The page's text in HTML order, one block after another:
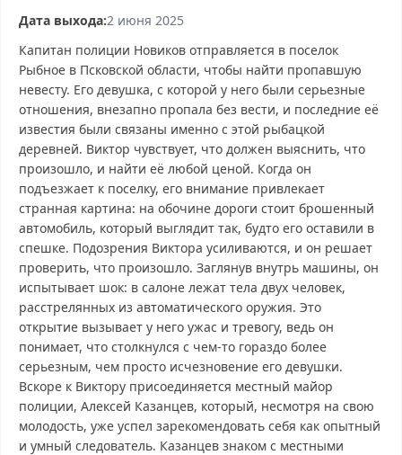
Дата выхода:2 июня 2025
Капитан полиции Новиков отправляется в поселок
Рыбное в Псковской области, чтобы найти пропавшую
невесту. Его девушка, с которой у него были серьезные
отношения, внезапно пропала без вести, и последние её
известия были связаны именно с этой рыбацкой
деревней. Виктор чувствует, что должен выяснить, что
произошло, и найти её любой ценой. Когда он
подъезжает к поселку, его внимание привлекает
странная картина: на обочине дороги стоит брошенный
автомобиль, который выглядит так, будто его оставили в
спешке. Подозрения Виктора усиливаются, и он решает
проверить, что произошло. Заглянув внутрь машины, он
испытывает шок: в салоне лежат тела двух человек,
расстрелянных из автоматического оружия. Это
открытие вызывает у него ужас и тревогу, ведь он
понимает, что столкнулся с чем-то гораздо более
серьезным, чем просто исчезновение его девушки.
Вскоре к Виктору присоединяется местный майор
полиции, Алексей Казанцев, который, несмотря на свою
молодость, уже успел зарекомендовать себя как опытный
и умный следователь. Казанцев знаком с местными